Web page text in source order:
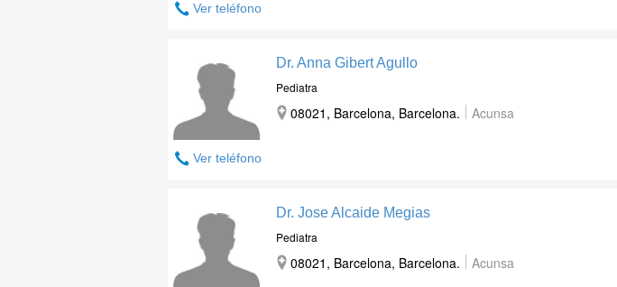
Ver teléfono
Ver teléfono
Dr. Anna Gibert Agullo
Pediatra
08021, Barcelona, Barcelona. Acunsa
Dr. Jose Alcaide Megias
Pediatra
08021, Barcelona, Barcelona. Acunsa